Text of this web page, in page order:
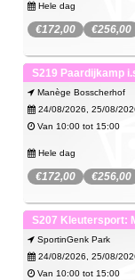
Hele dag
€172,00 €256,00
Spijtig, deze
boeken.
Je kan je wel
Manège Bosscherhof
S219 Paardijkamp
Manège Bosscherhof
24/08/2026, 25/08/
Van 10:00 tot 15:00
Hele dag
€172,00 €256,00
Spijtig, deze
boeken.
Je kan je wel
Manège Bosscherhof
S207 Kleutersport:
SportinGenk Park
24/08/2026, 25/08/
Van 10:00 tot 15:00